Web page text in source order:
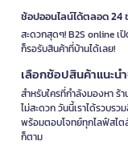
ช้อปออนไลน์ได้ตลอด 24
สะดวกสุดๆ! B2S online
ก็รอรับสินค้าที่บ้านได้เลย!
เลือกช้อปสินค้าแนะน
สำหรับใครที่กำลังมองหา ร้
ไม่สะดวก วันนี้เราได้รวบร
พร้อมตอบโจทย์ทุกไลฟ์สไต
ก็ตาม